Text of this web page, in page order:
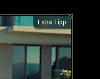
Extra Tipp